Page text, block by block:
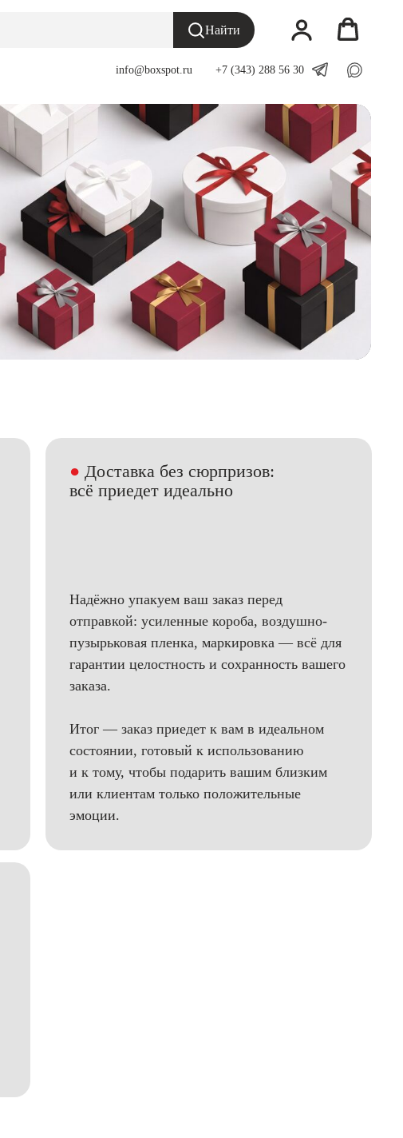
Найти
info@boxspot.ru +7 (343) 288 56 30
● Доставка без сюрпризов:
всё приедет идеально
Надёжно упакуем ваш заказ перед
отправкой: усиленные короба, воздушно-
пузырьковая пленка, маркировка — всё для
гарантии целостность и сохранность вашего
заказа.
Итог — заказ приедет к вам в идеальном
состоянии, готовый к использованию
и к тому, чтобы подарить вашим близким
или клиентам только положительные
эмоции.